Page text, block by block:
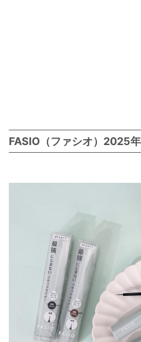
FASIO（ファシオ）2025